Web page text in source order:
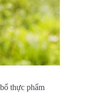
thực phẩm